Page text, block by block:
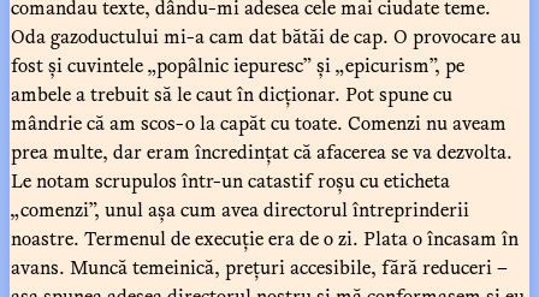
comandau texte, dându-mi adesea cele mai ciudate teme.
Oda gazoductului mi-a cam dat bătăi de cap. O provocare au
fost și cuvintele „popâlnic iepuresc” și „epicurism”, pe
ambele a trebuit să le caut în dicționar. Pot spune cu
mândrie că am scos-o la capăt cu toate. Comenzi nu aveam
prea multe, dar eram încredințat că afacerea se va dezvolta.
Le notam scrupulos într-un catastif roșu cu eticheta
„comenzi”, unul așa cum avea directorul întreprinderii
noastre. Termenul de execuție era de o zi. Plata o încasam în
avans. Muncă temeinică, prețuri accesibile, fără reduceri –